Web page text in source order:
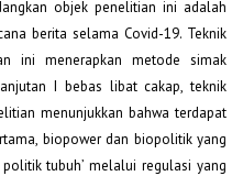
objek penelitian ini adalah
berita selama Covid-19. Teknik
ini menerapkan metode simak
I bebas libat cakap, teknik
menunjukkan bahwa terdapat
biopower dan biopolitik yang
tubuh’ melalui regulasi yang